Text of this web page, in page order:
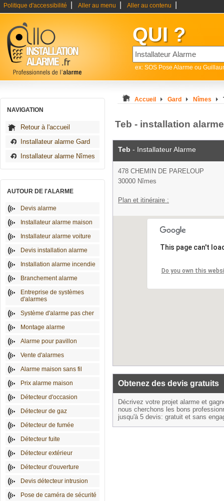
Politique d'accessibilité Aller au menu Aller au contenu
QUI ?
ex: SOS Pose Alarme ou
NAVIGATION
Retour à l'accueil
Installateur alarme Gard
Installateur alarme Nîmes
AUTOUR DE l'ALARME
Devis alarme
Installateur alarme maison
Installateur alarme voiture
Devis installation alarme
Installation alarme incendie
Branchement alarme
Entreprise de systèmes
d'alarmes
Système d'alarme pas cher
Montage alarme
Alarme pour pavillon
Vente d'alarmes
Alarme maison sans fil
Prix alarme maison
Détecteur d'occasion
Détecteur de gaz
Détecteur de fumée
Détecteur fuite
Détecteur extérieur
Détecteur d'ouverture
Devis détecteur intrusion
Pose de caméra de sécurité
Accueil Gard Nîmes
Teb - installation
Teb - Installateur Alarme
478 CHEMIN DE PARELOUP
30000 Nîmes
Plan et itinéraire :
This page can't
Do you own this
Obtenez des devis gratuits
Décrivez votre projet alarme et
nous cherchons les bons
jusqu'à 5 devis: gratuit et sans